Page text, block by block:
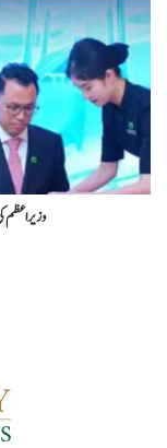
وزیراعظم